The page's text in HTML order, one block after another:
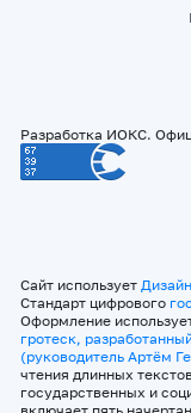
Разработка ИОКС.
Сайт использует
Стандарт цифрового
Оформление
гротеск,
(руководитель Артём
чтения длинных
государственных и
включает пять